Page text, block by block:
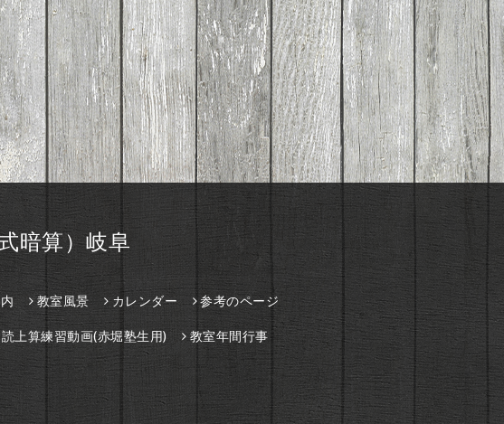
暗算）岐阜
教室風景 カレンダー 参考のページ
読上算練習動画(赤堀塾生用) 教室年間行事